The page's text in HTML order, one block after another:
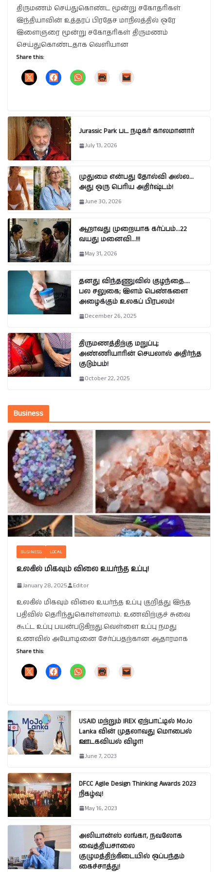
திருமணம் செய்துகொண்ட மூன்று சகோதரிகள்
இந்தியாவின் உத்தரப் பிரதேச மாநிலத்தில் ஒரே
இளைஞரை மூன்று சகோதரிகள் திருமணம்
செய்துகொண்டதாக வெளியான
Share this:
Jurassic Park பட நடிகர் காலமானார்
July 13, 2026
முதுமை என்பது தோல்வி அல்ல…
அது ஒரு பெரிய அதிர்ஷ்டம்!
June 30, 2026
ஆறாவது முறையாக கர்ப்பம்…22
வயது மனைவி…!!!
May 31, 2026
தனது விந்தணுவில் குழந்தை….
பல சலுகை; இளம் பெண்களை
அழைக்கும் உலகப் பிரபலம்!
December 26, 2025
திருமணத்திற்கு மறுப்பு;
அண்ணியாரின் செயலால் அதிர்ந்த
குடும்பம்!
October 22, 2025
Business
BUSINESS LOCAL
உலகில் மிகவும் விலை உயர்ந்த உப்பு!
January 28, 2025 Editor
உலகில் மிகவும் விலை உயர்ந்த உப்பு குறித்து இந்த
பதிவில் தெரிந்துகொள்ளலாம். உணவிற்குச் சுவை
கூட்ட உப்பு பயன்படுகிறது.வெள்ளை உப்பு நமது
உணவில் அயோடினை சேர்ப்பதற்கான ஆதாரமாக
Share this:
USAID மற்றும் IREX ஏற்பாட்டில் MoJo
Lanka வின் முதலாவது மொபைல்
ஊடகவியல் விழா!
June 7, 2023
DFCC Agile Design Thinking Awards 2023
நிகழ்வு!
May 16, 2023
அலியான்ஸ் லங்கா, நவலோக
வைத்தியசாலை
குழுமத்திற்கிடையில் ஒப்பந்தம்
கைச்சாத்து!